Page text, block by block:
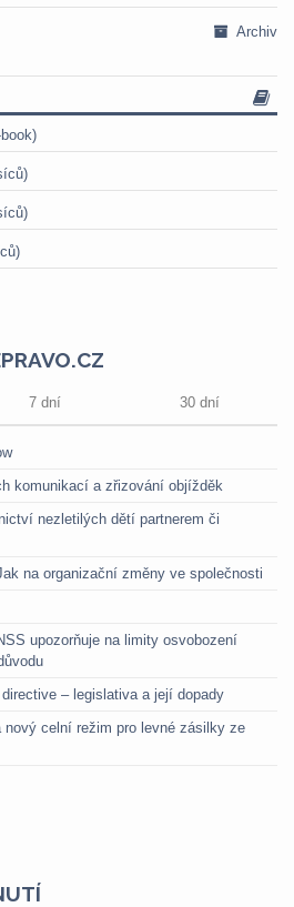
Archiv
7 dní 30 dní
komunikací a zřizování objížděk
nezletilých dětí partnerem či
na organizační změny ve společnosti
upozorňuje na limity osvobození
– legislativa a její dopady
nový celní režim pro levné zásilky ze